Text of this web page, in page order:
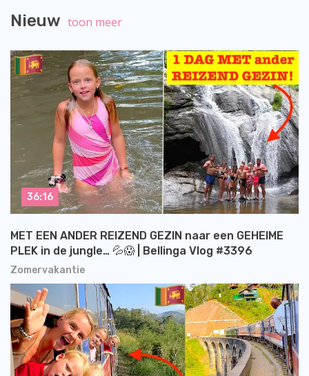
Nieuw toon meer
Zomervakantie
MET EEN ANDER REIZEND GEZIN naar een GEHEIME
PLEK in de jungle… 💦😱 | Bellinga Vlog #3396
36:16